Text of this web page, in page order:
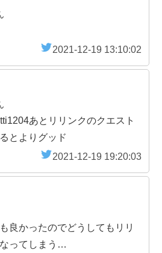
2021-12-19 13:10:02
あとリリンクのクエスト
とよりグッド
2021-12-19 19:20:03
良かったのでどうしてもリリ
ってしまう…